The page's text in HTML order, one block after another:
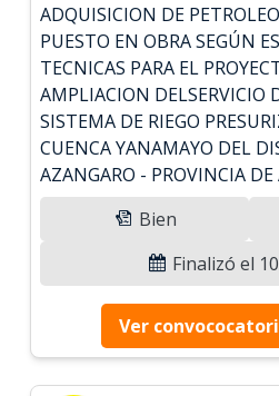
ADQUISICION DE
PUESTO EN OBRA SEGÚN
TECNICAS PARA EL
AMPLIACION DELSERVICIO
SISTEMA DE RIEGO
CUENCA YANAMAYO DEL
AZANGARO - PROVINCIA
Bien
Finalizó el
Ver